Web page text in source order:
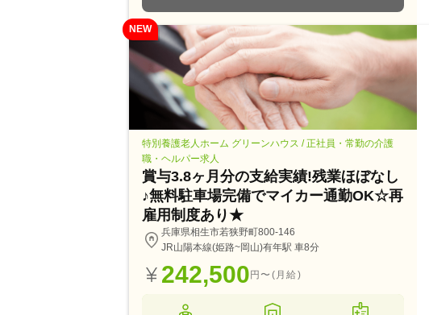
NEW
特別養護老人ホーム グリーンハウス / 正社員・常勤の介護
職・ヘルパー求人
賞与3.8ヶ月分の支給実績!残業ほぼなし
♪無料駐車場完備でマイカー通勤OK☆再
雇用制度あり★
兵庫県相生市若狭野町800-146
JR山陽本線(姫路~岡山)有年駅 車8分
242,500円〜(月給)